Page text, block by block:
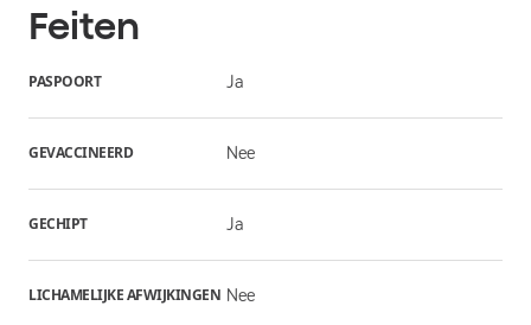
Feiten
PASPOORT Ja
GEVACCINEERD Nee
GECHIPT Ja
LICHAMELIJKE AFWIJKINGEN Nee